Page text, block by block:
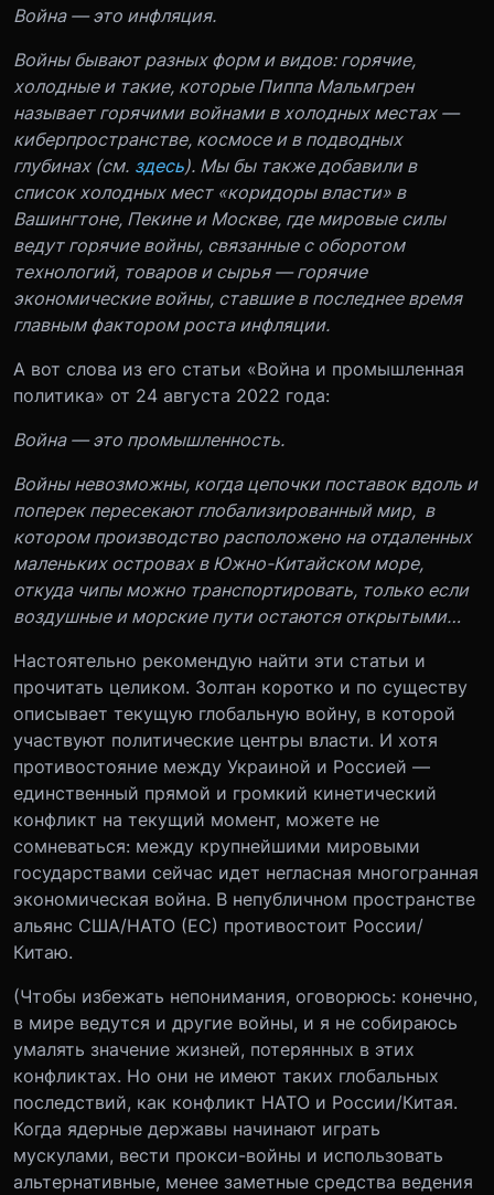
Война — это инфляция.
Войны бывают разных форм и видов: горячие,
холодные и такие, которые Пиппа Мальмгрен
называет горячими войнами в холодных местах —
киберпространстве, космосе и в подводных
глубинах (см. здесь). Мы бы также добавили в
список холодных мест «коридоры власти» в
Вашингтоне, Пекине и Москве, где мировые силы
ведут горячие войны, связанные с оборотом
технологий, товаров и сырья — горячие
экономические войны, ставшие в последнее время
главным фактором роста инфляции.
А вот слова из его статьи «Война и промышленная
политика» от 24 августа 2022 года:
Война — это промышленность.
Войны невозможны, когда цепочки поставок вдоль и
поперек пересекают глобализированный мир, в
котором производство расположено на отдаленных
маленьких островах в Южно-Китайском море,
откуда чипы можно транспортировать, только если
воздушные и морские пути остаются открытыми…
Настоятельно рекомендую найти эти статьи и
прочитать целиком. Золтан коротко и по существу
описывает текущую глобальную войну, в которой
участвуют политические центры власти. И хотя
противостояние между Украиной и Россией —
единственный прямой и громкий кинетический
конфликт на текущий момент, можете не
сомневаться: между крупнейшими мировыми
государствами сейчас идет негласная многогранная
экономическая война. В непубличном пространстве
альянс США/НАТО (ЕС) противостоит России/
Китаю.
(Чтобы избежать непонимания, оговорюсь: конечно,
в мире ведутся и другие войны, и я не собираюсь
умалять значение жизней, потерянных в этих
конфликтах. Но они не имеют таких глобальных
последствий, как конфликт НАТО и России/Китая.
Когда ядерные державы начинают играть
мускулами, вести прокси-войны и использовать
альтернативные, менее заметные средства ведения